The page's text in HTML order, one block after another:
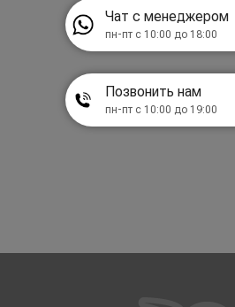
Чат с менеджером
пн-пт с 10:00 до 18:00
Позвонить нам
пн-пт с 10:00 до 19:00